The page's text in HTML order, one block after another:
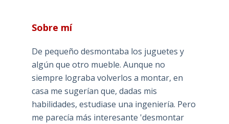
Sobre mí
De pequeño desmontaba los juguetes y
algún que otro mueble. Aunque no
siempre lograba volverlos a montar, en
casa me sugerían que, dadas mis
habilidades, estudiase una ingeniería. Pero
me parecía más interesante 'desmontar